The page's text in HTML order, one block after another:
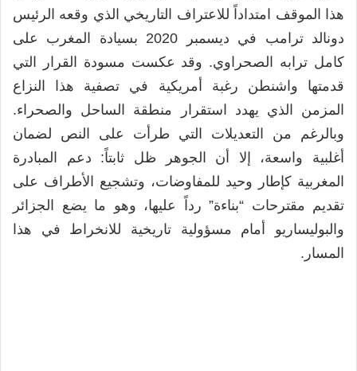
هذا الموقف امتداداً للاعتراف التاريخي الذي وقعه الرئيس
دونالد ترامب في ديسمبر 2020 بسيادة المغرب على
كامل ترابه الصحراوي. وقد عكست مسودة القرار التي
قدمتها واشنطن رغبة أمريكية في تصفية هذا النزاع
المزمن الذي يهدد استقرار منطقة الساحل والصحراء.
وبالرغم من التعديلات التي طرأت على النص لضمان
أغلبية واسعة، إلا أن الجوهر ظل ثابتاً: دعم المبادرة
المغربية كإطار وحيد للمفاوضات، وتشجيع الأطراف على
تقديم مقترحات “بناءة” رداً عليها، وهو ما يضع الجزائر
والبوليساريو أمام مسؤولية تاريخية للانخراط في هذا
المسار.